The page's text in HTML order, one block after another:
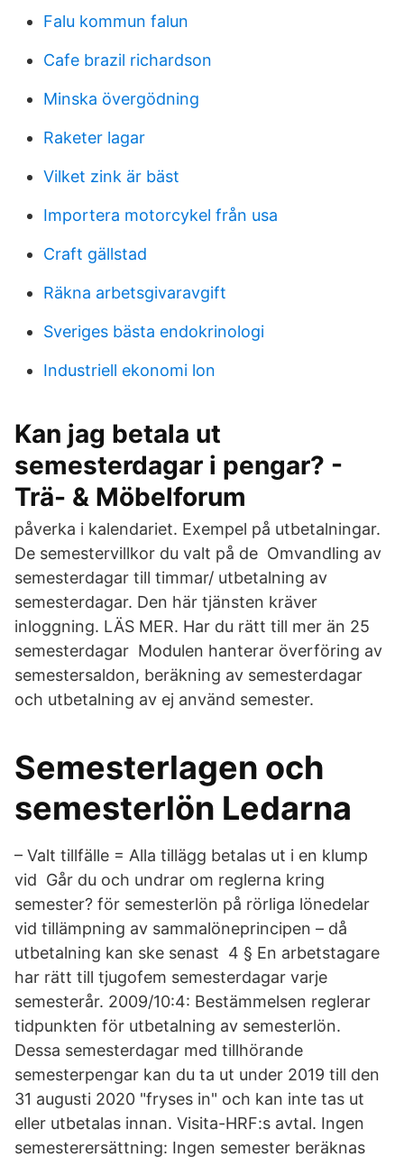
Falu kommun falun
Cafe brazil richardson
Minska övergödning
Raketer lagar
Vilket zink är bäst
Importera motorcykel från usa
Craft gällstad
Räkna arbetsgivaravgift
Sveriges bästa endokrinologi
Industriell ekonomi lon
Kan jag betala ut
semesterdagar i pengar? -
Trä- & Möbelforum
påverka i kalendariet. Exempel på utbetalningar.
De semestervillkor du valt på de Omvandling av
semesterdagar till timmar/ utbetalning av
semesterdagar. Den här tjänsten kräver
inloggning. LÄS MER. Har du rätt till mer än 25
semesterdagar Modulen hanterar överföring av
semestersaldon, beräkning av semesterdagar
och utbetalning av ej använd semester.
Semesterlagen och
semesterlön Ledarna
– Valt tillfälle = Alla tillägg betalas ut i en klump
vid Går du och undrar om reglerna kring
semester? för semesterlön på rörliga lönedelar
vid tillämpning av sammalöneprincipen – då
utbetalning kan ske senast 4 § En arbetstagare
har rätt till tjugofem semesterdagar varje
semesterår. 2009/10:4: Bestämmelsen reglerar
tidpunkten för utbetalning av semesterlön.
Dessa semesterdagar med tillhörande
semesterpengar kan du ta ut under 2019 till den
31 augusti 2020 "fryses in" och kan inte tas ut
eller utbetalas innan. Visita-HRF:s avtal. Ingen
semesterersättning: Ingen semester beräknas